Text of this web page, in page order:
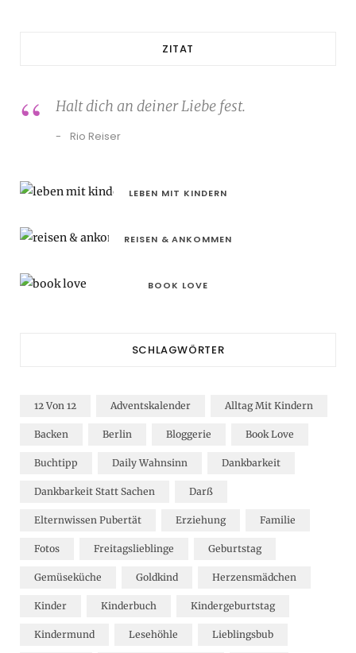
ZITAT
Halt dich an deiner Liebe fest.
Rio Reiser
LEBEN MIT KINDERN
REISEN & ANKOMMEN
BOOK LOVE
SCHLAGWÖRTER
12 Von 12 Adventskalender Alltag Mit Kindern
Backen Berlin Bloggerie Book Love
Buchtipp Daily Wahnsinn Dankbarkeit
Dankbarkeit Statt Sachen Darß
Elternwissen Pubertät Erziehung Familie
Fotos Freitagslieblinge Geburtstag
Gemüseküche Goldkind Herzensmädchen
Kinder Kinderbuch Kindergeburtstag
Kindermund Lesehöhle Lieblingsbub